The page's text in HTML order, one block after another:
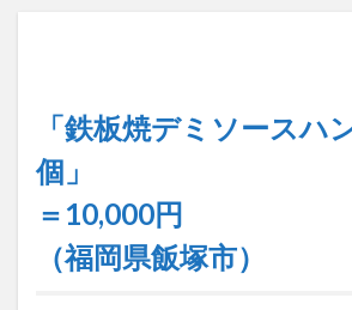
「鉄板焼デミソースハ
個」
＝10,000円
（福岡県飯塚市）